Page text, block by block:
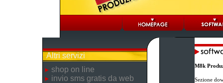
Altri servizi
shop on line
invio sms gratis da web
M8k
Sezione